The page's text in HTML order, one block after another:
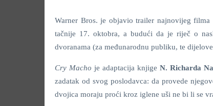
Warner Bros. je objavio trailer najnovijeg filma
tačnije 17. oktobra, a budući da je riječ o
dvoranama (za međunarodnu publiku, te
Cry Macho je adaptacija knjigeN. Richarda
zadatak od svog poslodavca: da provede
dvojica moraju proći kroz iglene uši ne bi li se